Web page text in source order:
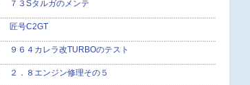
７３Sタルガのメンテ
匠号C2GT
９６４カレラ改TURBOのテスト
２．８エンジン修理その５